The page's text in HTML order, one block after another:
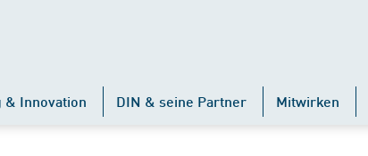
& Innovation DIN & seine Partner Mitwirken